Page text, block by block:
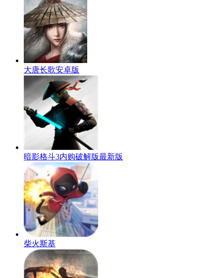
大唐长歌安卓版
暗影格斗3内购破解版最新版
柴火斯基